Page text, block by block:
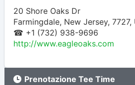
20 Shore Oaks Dr
Farmingdale, New Jersey, 7727,
☎ +1 (732) 938-9696
http://www.eagleoaks.com
Prenotazione Tee Time